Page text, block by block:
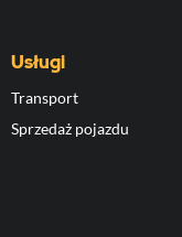
Usługi
Transport
Sprzedaż pojazdu